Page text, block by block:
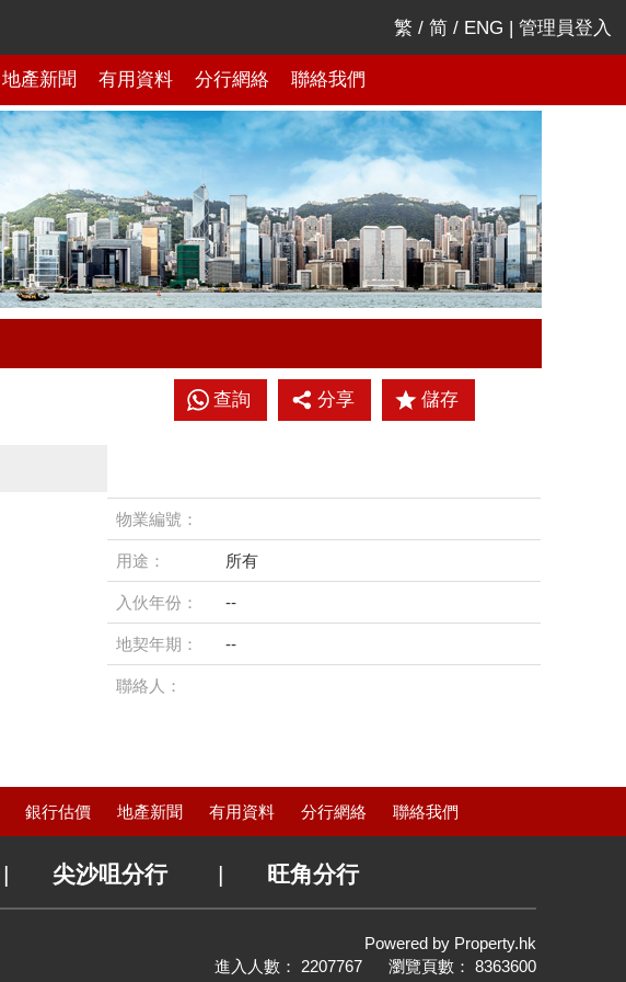
繁 / 简 / ENG | 管理員登入
地產新聞 有用資料 分行網絡 聯絡我們
查詢 分享 儲存
物業編號：
用途： 所有
入伙年份： --
地契年期： --
聯絡人：
銀行估價 地產新聞 有用資料 分行網絡 聯絡我們
| 尖沙咀分行 | 旺角分行
Powered by Property.hk
進入人數： 2207767 瀏覽頁數： 8363600